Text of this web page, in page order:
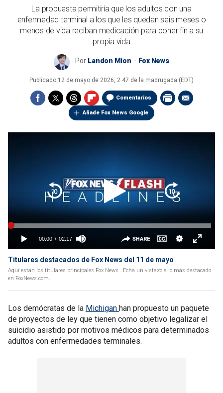
La propuesta permitiría que los adultos con una
enfermedad terminal a los que les quedan seis meses o
menos de vida reciban medicación para poner fin a su
propia vida
Por Landon Mion Fox News
Publicado 12 de mayo de 2026, 2:47 de la madrugada (EDT)
Comentarios
Añade Fox News Google
Titulares destacados de Fox News del 11 de mayo
Aquí están los titulares principales Fox News . Echa un vistazo a lo más destacado
en FoxNews.com.
Los demócratas de la Michigan han propuesto un paquete
de proyectos de ley que tienen como objetivo legalizar el
suicidio asistido por motivos médicos para determinados
adultos con enfermedades terminales.